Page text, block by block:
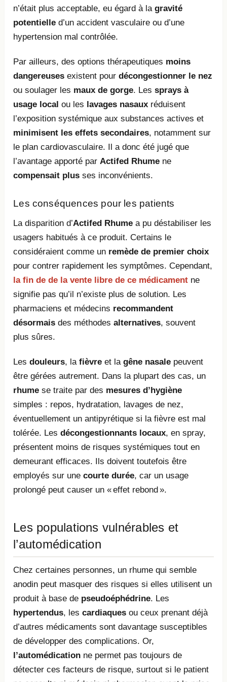
n’était plus acceptable, eu égard à lagravité
potentielle d’un accident vasculaire ou d’une
hypertension mal contrôlée.
Par ailleurs, des options thérapeutiques moins
dangereuses existent pourdécongestionner le nez
ou soulager les maux de gorge. Lessprays à
usage local ou les lavages nasaux réduisent
l’exposition systémique aux substances actives et
minimisent les effets secondaires, notamment sur
le plan cardiovasculaire. Il a donc été jugé que
l’avantage apporté par Actifed Rhume ne
compensait plus ses inconvénients.
Les conséquences pour les patients
La disparition d’Actifed Rhume a pu déstabiliser les
usagers habitués à ce produit. Certains le
considéraient comme un remède de premier choix
pour contrer rapidement les symptômes. Cependant,
la fin de de la vente libre de ce médicament ne
signifie pas qu’il n’existe plus de solution. Les
pharmaciens et médecins recommandent
désormais des méthodesalternatives, souvent
plus sûres.
Lesdouleurs, lafièvre et lagêne nasale peuvent
être gérées autrement. Dans la plupart des cas, un
rhume se traite par des mesures d’hygiène
simples : repos, hydratation, lavages de nez,
éventuellement un antipyrétique si la fièvre est mal
tolérée. Lesdécongestionnants locaux, en spray,
présentent moins de risques systémiques tout en
demeurant efficaces. Ils doivent toutefois être
employés sur unecourte durée, car un usage
prolongé peut causer un « effet rebond ».
Les populations vulnérables et
l’automédication
Chez certaines personnes, un rhume qui semble
anodin peut masquer des risques si elles utilisent un
produit à base de pseudoéphédrine. Les
hypertendus, lescardiaques ou ceux prenant déjà
d’autres médicaments sont davantage susceptibles
de développer des complications. Or,
l’automédication ne permet pas toujours de
détecter ces facteurs de risque, surtout si le patient